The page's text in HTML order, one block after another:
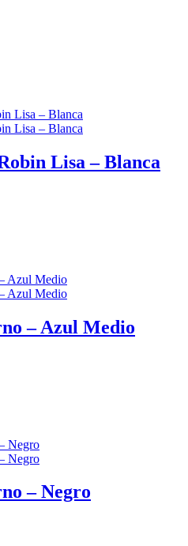
Lisa – Blanca
– Azul Medio
– Negro